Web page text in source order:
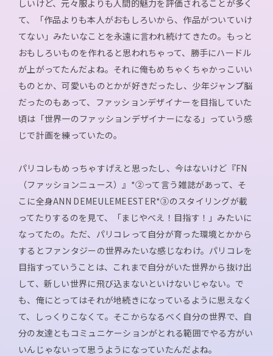
しいけど、元々服よりも人間的魅力を評価されることが多く
て、「作品よりも本人がおもしろいから、作品がついていけ
てない」みたいなことを永遠に言われ続けてきたの。もっと
おもしろいものを作れると思われちゃって、勝手にハードル
が上がってたんだよね。それに俺もめちゃくちゃかっこいい
ものとか、可愛いものとかが好きだったし、少年ジャンプ脳
だったのもあって、ファッションデザイナーを目指していた
頃は「世界一のファッションデザイナーになる」っていう感
じで計画を練っていたの。
パリコレもめっちゃすげえと思ったし、今はないけど『FN
（ファッションニュース）』*②って言う雑誌があって、そ
こに全身ANN DEMEULEMEESTER*③のスタイリングが載
ってたりするのを見て、「まじやべえ！目指す！」みたいに
なってたの。ただ、パリコレって自分が育った環境とかから
するとファンタジーの世界みたいな感じなわけ。パリコレを
目指すっていうことは、これまで自分がいた世界から抜け出
して、新しい世界に飛び込まないといけないじゃない。で
も、俺にとってはそれが地続きになっているように思えなく
て、しっくりこなくて。そこからなるべく自分の世界で、自
分の友達ともコミュニケーションがとれる範囲でやる方がい
いんじゃないって思うようになっていたんだよね。